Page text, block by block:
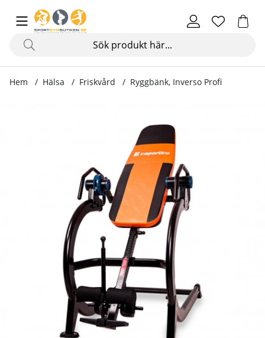
Hem Hälsa Friskvård Ryggbänk, Inverso Profi